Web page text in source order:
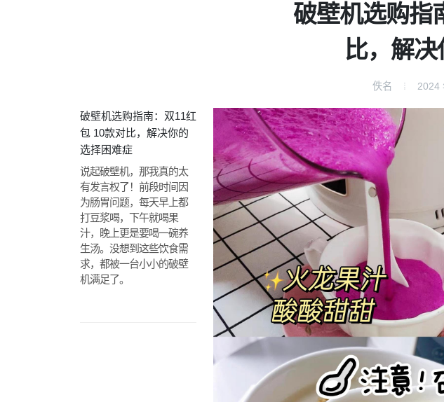
破壁机选购指
比，解
佚名 2024
破壁机选购指南：双11红
包 10款对比，解决你的
选择困难症
说起破壁机，那我真的太
有发言权了！前段时间因
为肠胃问题，每天早上都
打豆浆喝，下午就喝果
汁，晚上更是要喝一碗养
生汤。没想到这些饮食需
求，都被一台小小的破壁
机满足了。